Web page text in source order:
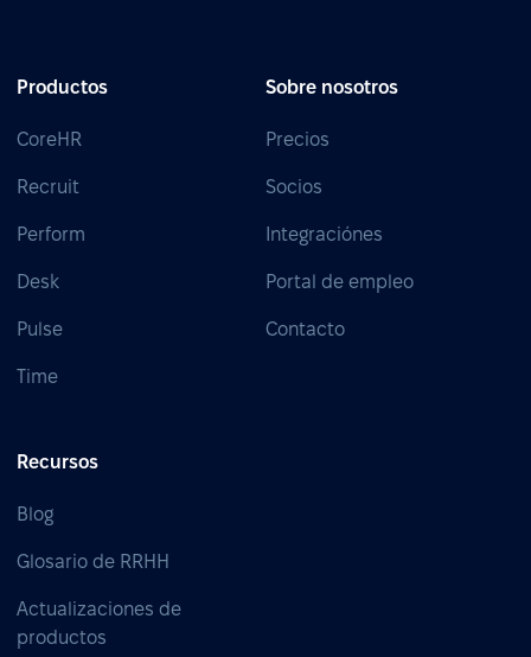
Productos
CoreHR
Recruit
Perform
Desk
Pulse
Time
Sobre nosotros
Precios
Socios
Integraciónes
Portal de empleo
Contacto
Recursos
Blog
Glosario de RRHH
Actualizaciones de
productos